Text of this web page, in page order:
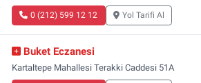
0 (212) 599 12 12 Yol Tarifi Al
Buket Eczanesi
Kartaltepe Mahallesi Terakki Caddesi 51A